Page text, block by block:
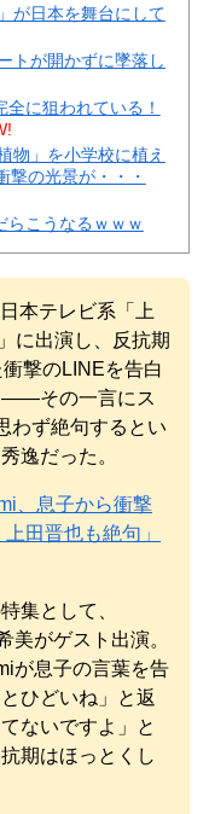
が日本を舞台にして
トが開かずに墜落し
に狙われている！
物」を小学校に植え
の光景が・・・
らこうなるｗｗｗ
なったんで僕のこと
いい年したヒキニー
んでもない事にな
にガル民総ツッコミ
ガル民のリアル体
運営会社の株式を
】【窪田康志】
運営会社の株式を
】【窪田康志】
本テレビ系「上
に出演し、反抗期
撃のLINEを告白
——その一言にス
わず絶句するとい
逸だった。
、息子から衝撃
田晋也も絶句」
集として、
美がゲスト出演。
が息子の言葉を告
ひどいね」と返
ないですよ」と
期はほっとくし